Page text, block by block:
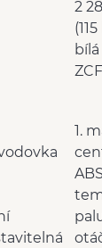
2
bílá
1.
ABS